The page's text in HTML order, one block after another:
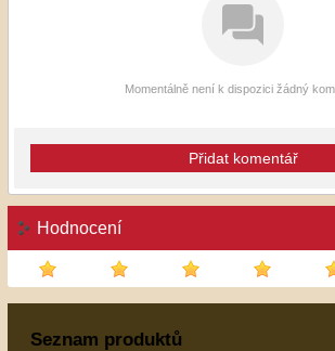
Hodnocení
Momentálně není k dispozici žádný
Přidat komentář
Seznam produktů